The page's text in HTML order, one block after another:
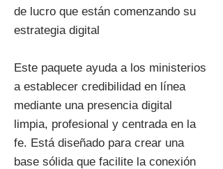
de lucro que están comenzando su
estrategia digital
Este paquete ayuda a los ministerios
a establecer credibilidad en línea
mediante una presencia digital
limpia, profesional y centrada en la
fe. Está diseñado para crear una
base sólida que facilite la conexión